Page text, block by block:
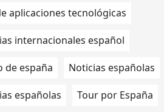
aplicaciones tecnológicas
internacionales español
de españa Noticias españolas
españolas Tour por España